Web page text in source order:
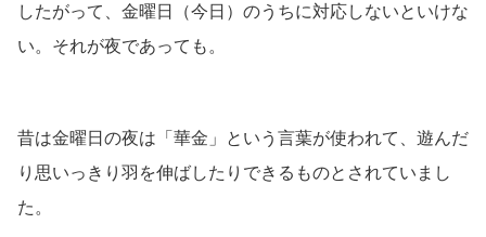
したがって、金曜日（今日）のうちに対応しないといけな
い。それが夜であっても。
昔は金曜日の夜は「華金」という言葉が使われて、遊んだ
り思いっきり羽を伸ばしたりできるものとされていまし
た。